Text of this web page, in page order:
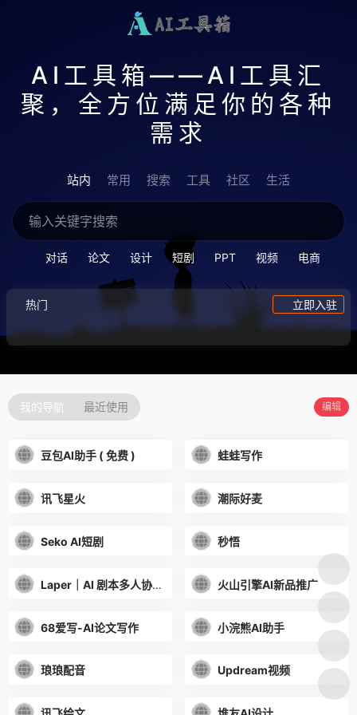
AI工具箱——AI工具汇
聚，全方位满足你的各种
需求
站内 常用 搜索 工具 社区 生活
对话 论文 设计 短剧 PPT 视频 电商
热门 立即入驻
我的导航 最近使用 编辑
豆包AI助手 ( 免费 ) 蛙蛙写作
讯飞星火 潮际好麦
Seko AI短剧 秒悟
Laper｜AI 剧本多人协作平台 火山引擎AI新品推广
68爱写-AI论文写作 小浣熊AI助手
琅琅配音 Updream视频